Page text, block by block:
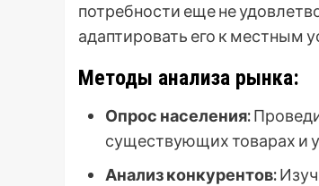
потребности еще не
адаптировать его к местным
Методы анализа рынка:
Опрос населения:
существующих товарах и
Анализ конкурентов: